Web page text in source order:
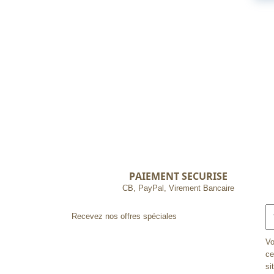
PAIEMENT SECURISE
CB, PayPal, Virement Bancaire
Recevez nos offres spéciales